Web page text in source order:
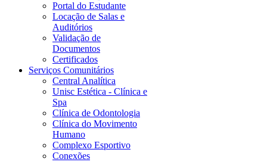
Portal do Estudante
Locação de Salas e
Auditórios
Validação de
Documentos
Certificados
Serviços Comunitários
Central Analítica
Unisc Estética - Clínica e
Spa
Clínica de Odontologia
Clínica do Movimento
Humano
Complexo Esportivo
Conexões